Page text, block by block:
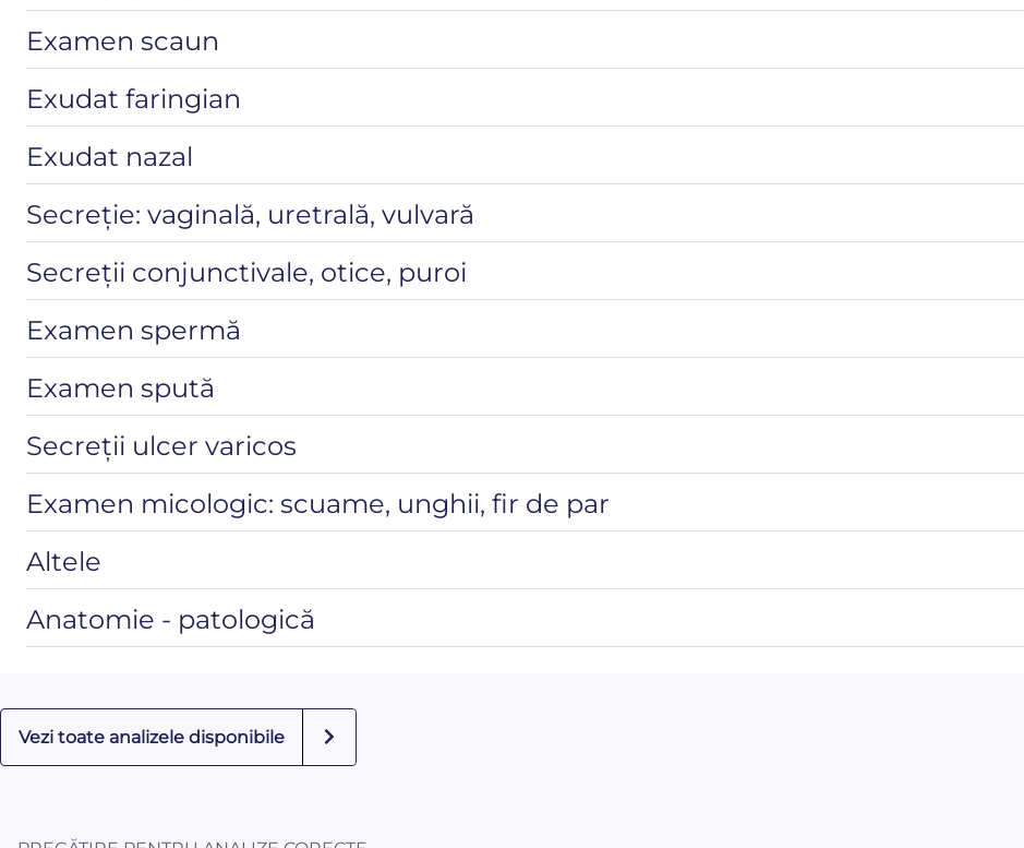
Examen scaun
Exudat faringian
Exudat nazal
Secreție: vaginală, uretrală, vulvară
Secreții conjunctivale, otice, puroi
Examen spermă
Examen spută
Secreții ulcer varicos
Examen micologic: scuame, unghii, fir de par
Altele
Anatomie - patologică
Vezi toate analizele disponibile